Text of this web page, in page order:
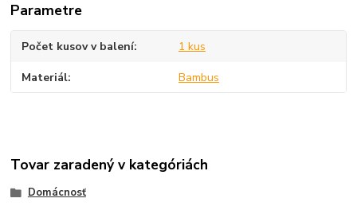
Parametre
Počet kusov v balení 1 kus
Materiál Bambus
Tovar zaradený v kategóriách
Domácnosť